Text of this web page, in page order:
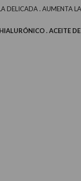
DELICADA . AUMENTA
. ACEITE